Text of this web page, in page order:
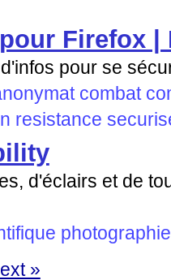
Firefox |
pour se
combat
resistance
d'éclairs et de
photographie
»